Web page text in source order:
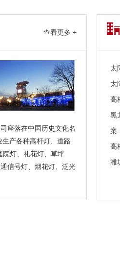
查看更多 +
落在中国历史文化名
产各种高杆灯、道路
院灯、礼花灯、草坪
信号灯、烟花灯、泛光
太
太
高
黑
案
高
潍